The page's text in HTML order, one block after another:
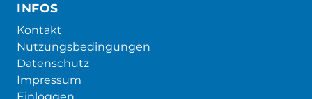
INFOS
Kontakt
Nutzungsbedingungen
Datenschutz
Impressum